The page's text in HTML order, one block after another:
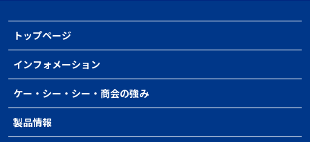
トップページ
インフォメーション
ケー・シー・シー・商会の強み
製品情報